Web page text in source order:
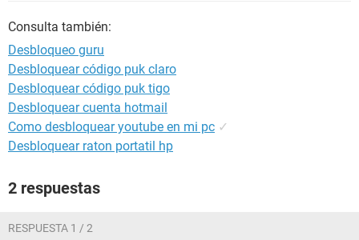
Consulta también:
Desbloqueo guru
Desbloquear código puk claro
Desbloquear código puk tigo
Desbloquear cuenta hotmail
Como desbloquear youtube en mi pc ✓
Desbloquear raton portatil hp
2 respuestas
RESPUESTA 1 / 2